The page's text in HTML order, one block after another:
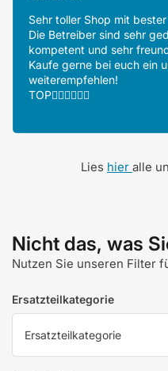
Sehr toller Shop mit bester
Die Betreiber sind sehr
kompetent und sehr
Kaufe gerne bei euch ein
weiterempfehlen!
TOP👍🏻👍🏻👍🏻
Lies hier alle
Nicht das, was
Nutzen Sie unseren Filter
Ersatzteilkategorie